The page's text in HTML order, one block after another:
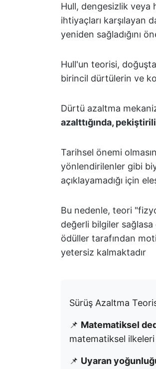
Hull, dengesizlik
ihtiyaçları karşılayan
yeniden sağladığını
Hull'un teorisi,
birincil dürtülerin ve
Dürtü azaltma
azalttığında,
Tarihsel önemi
yönlendirilenler gibi
açıklayamadığı için
Bu nedenle, teori
değerli bilgiler
ödüller tarafından
yetersiz kalmaktadır
Sürüş Azaltma
📌 Matematiksel
matematiksel
📌 Uyaran